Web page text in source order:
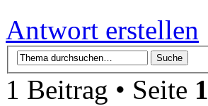
Antwort erstellen
1 Beitrag • Seite 1